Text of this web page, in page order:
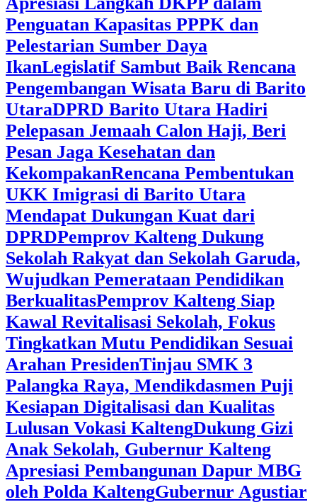
Penguatan Kapasitas PPPK dan
Pelestarian Sumber Daya
IkanLegislatif Sambut Baik Rencana
Pengembangan Wisata Baru di Barito
UtaraDPRD Barito Utara Hadiri
Pelepasan Jemaah Calon Haji, Beri
Pesan Jaga Kesehatan dan
KekompakanRencana Pembentukan
UKK Imigrasi di Barito Utara
Mendapat Dukungan Kuat dari
DPRD‎Pemprov Kalteng Dukung
Sekolah Rakyat dan Sekolah Garuda,
Wujudkan Pemerataan Pendidikan
Berkualitas‎Pemprov Kalteng Siap
Kawal Revitalisasi Sekolah, Fokus
Tingkatkan Mutu Pendidikan Sesuai
Arahan Presiden‎Tinjau SMK 3
Palangka Raya, Mendikdasmen Puji
Kesiapan Digitalisasi dan Kualitas
Lulusan Vokasi Kalteng‎Dukung Gizi
Anak Sekolah, Gubernur Kalteng
Apresiasi Pembangunan Dapur MBG
oleh Polda Kalteng‎Gubernur Agustiar